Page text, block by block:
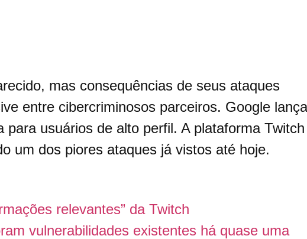
mas consequências de seus ataques
entre cibercriminosos parceiros. Google lança
para usuários de alto perfil. A plataforma Twitch
um dos piores ataques já vistos até hoje.
relevantes” da Twitch
vulnerabilidades existentes há quase uma